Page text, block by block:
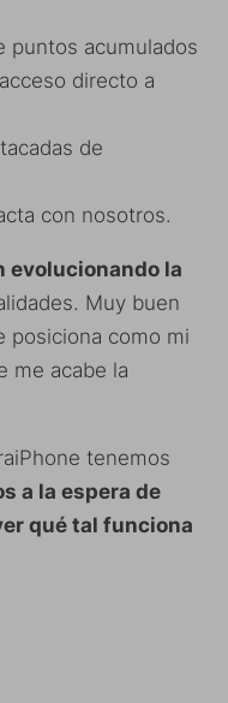
puntos acumulados
directo a
de
con nosotros.
evolucionando la
Muy buen
posiciona como mi
me acabe la
tenemos
a la espera de
qué tal funciona